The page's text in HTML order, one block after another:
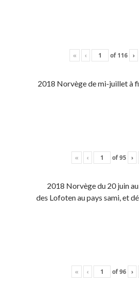
« ‹ of 116 ›
2018 Norvège de mi-juillet à
« ‹ of95 ›
2018 Norvège du 20 juin
des Lofoten au pays sami, et
« ‹ of96 ›